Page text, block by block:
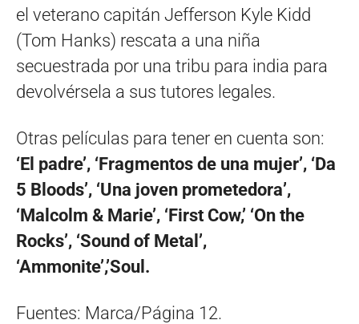
el veterano capitán Jefferson Kyle Kidd
(Tom Hanks) rescata a una niña
secuestrada por una tribu para india para
devolvérsela a sus tutores legales.
Otras películas para tener en cuenta son:
‘El padre’, ‘Fragmentos de una mujer’, ‘Da
5 Bloods’, ‘Una joven prometedora’,
‘Malcolm & Marie’, ‘First Cow,’ ‘On the
Rocks’, ‘Sound of Metal’,
‘Ammonite’,’Soul.
Fuentes: Marca/Página 12.